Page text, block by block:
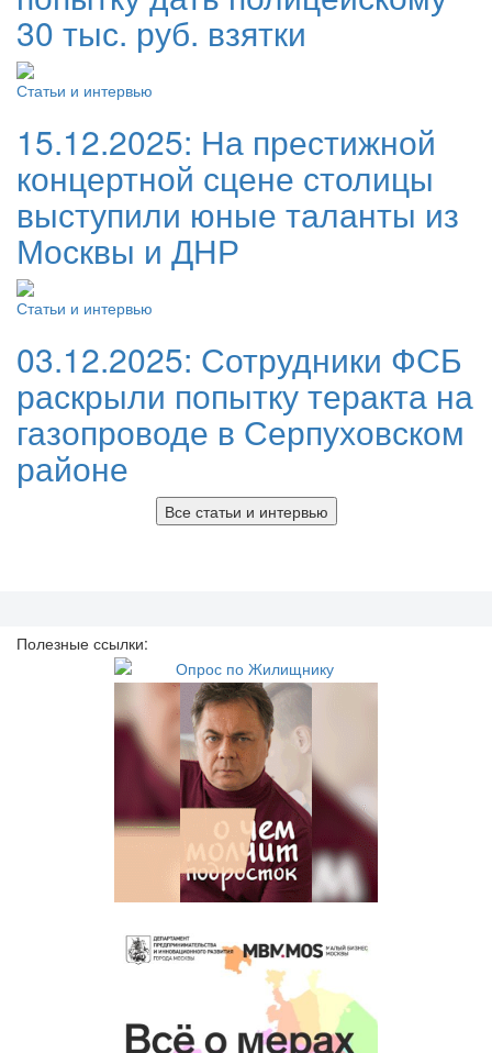
30 тыс. руб. взятки
Статьи и интервью
15.12.2025: На престижной
концертной сцене столицы
выступили юные таланты из
Москвы и ДНР
Статьи и интервью
03.12.2025: Сотрудники ФСБ
раскрыли попытку теракта на
газопроводе в Серпуховском
районе
Все статьи и интервью
Полезные ссылки: